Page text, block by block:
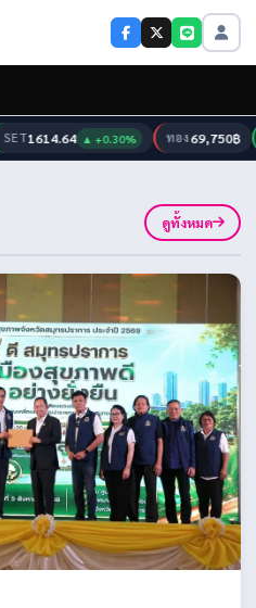
1614.64 ▲ +0.30% ทอง 69,750฿
ดูทั้งหมด